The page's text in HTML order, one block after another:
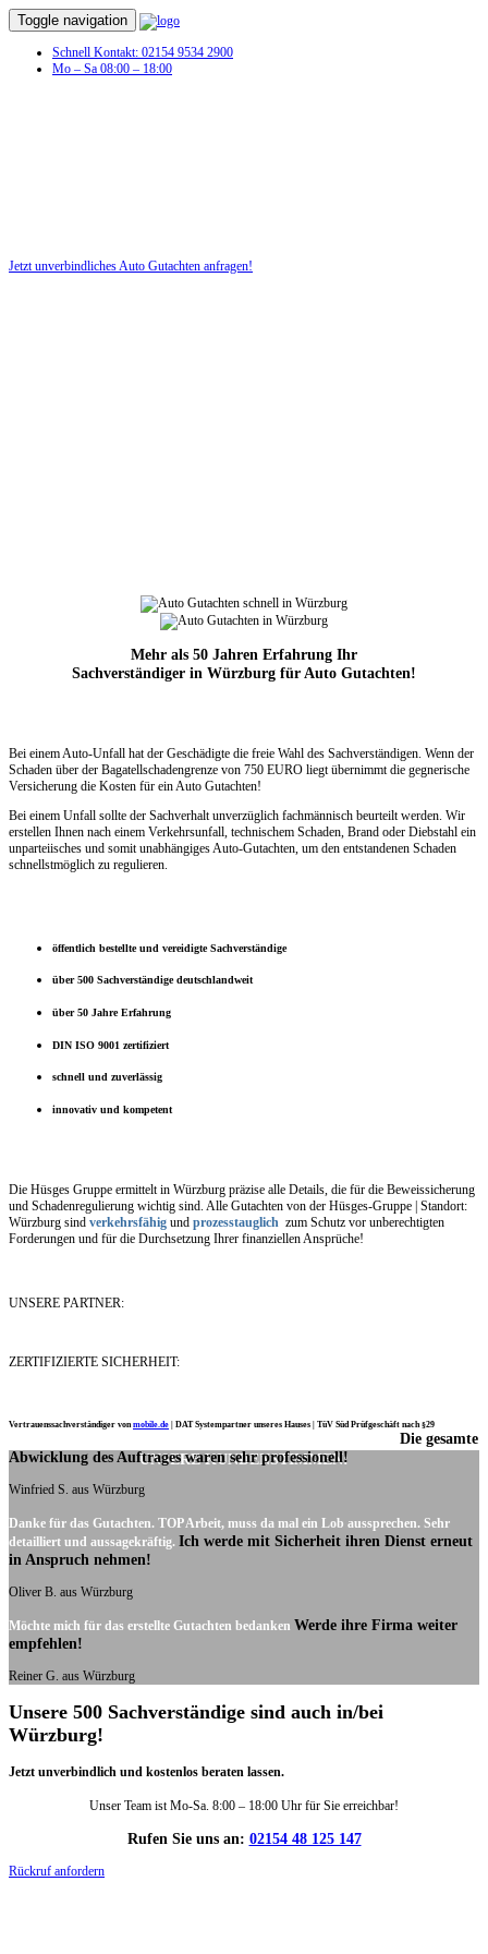
Toggle navigation
Schnell Kontakt: 02154 9534 2900
Mo – Sa 08:00 – 18:00
Jetzt unverbindliches Auto Gutachten anfragen!
Mehr als 50 Jahren Erfahrung Ihr
Sachverständiger in Würzburg für Auto Gutachten!
Bei einem Auto-Unfall hat der Geschädigte die freie Wahl des Sachverständigen. Wenn der
Schaden über der Bagatellschadengrenze von 750 EURO liegt übernimmt die gegnerische
Versicherung die Kosten für ein Auto Gutachten!
Bei einem Unfall sollte der Sachverhalt unverzüglich fachmännisch beurteilt werden. Wir
erstellen Ihnen nach einem Verkehrsunfall, technischem Schaden, Brand oder Diebstahl ein
unparteiisches und somit unabhängiges Auto-Gutachten, um den entstandenen Schaden
schnellstmöglich zu regulieren.
öffentlich bestellte und vereidigte Sachverständige
über 500 Sachverständige deutschlandweit
über 50 Jahre Erfahrung
DIN ISO 9001 zertifiziert
schnell und zuverlässig
innovativ und kompetent
Die Hüsges Gruppe ermittelt in Würzburg präzise alle Details, die für die Beweissicherung
und Schadenregulierung wichtig sind. Alle Gutachten von der Hüsges-Gruppe | Standort:
Würzburg sind verkehrsfähig und prozesstauglich zum Schutz vor unberechtigten
Forderungen und für die Durchsetzung Ihrer finanziellen Ansprüche!
UNSERE PARTNER:
ZERTIFIZIERTE SICHERHEIT:
Vertrauenssachverständiger vonmobile.de DAT Systempartner unseres Hauses | TüV Süd Prüfgeschäft nach §29
UNSERE KUNDENSTIMMEN:
Die gesamte
Abwicklung des Auftrages waren sehr professionell!
Winfried S. aus Würzburg
Danke für das Gutachten. TOP Arbeit, muss da mal ein Lob aussprechen. Sehr
detailliert und aussagekräftig. Ich werde mit Sicherheit ihren Dienst erneut
in Anspruch nehmen!
Oliver B. aus Würzburg
Möchte mich für das erstellte Gutachten bedanken Werde ihre Firma weiter
empfehlen!
Reiner G. aus Würzburg
Unsere 500 Sachverständige sind auch in/bei
Würzburg!
Jetzt unverbindlich und kostenlos beraten lassen.
Unser Team ist Mo-Sa. 8:00 – 18:00 Uhr für Sie erreichbar!
Rufen Sie uns an: 02154 48 125 147
Rückruf anfordern